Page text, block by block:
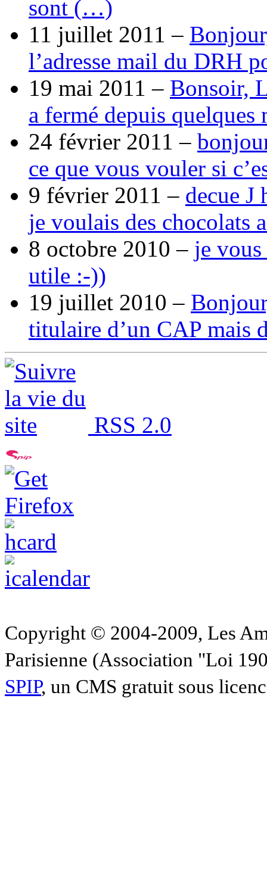
sont (…)
11 juillet 2011 –
l’adresse mail du DRH
19 mai 2011 – Bonsoir,
a fermé depuis
24 février 2011 –
ce que vous vouler si
9 février 2011 – decue J
je voulais des chocolats
8 octobre 2010 – je
utile :-))
19 juillet 2010 –
titulaire d’un CAP mais
RSS 2.0
Copyright © 2004-2009, Les
Parisienne (Association "Loi
SPIP, un CMS gratuit sous